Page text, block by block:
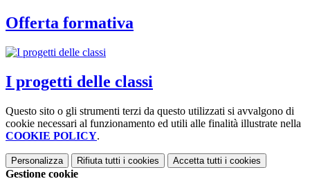
Offerta formativa
I progetti delle classi
Questo sito o gli strumenti terzi da questo utilizzati si avvalgono di
cookie necessari al funzionamento ed utili alle finalità illustrate nella
COOKIE POLICY.
Personalizza Rifiuta tutti i cookies Accetta tutti i cookies
Gestione cookie